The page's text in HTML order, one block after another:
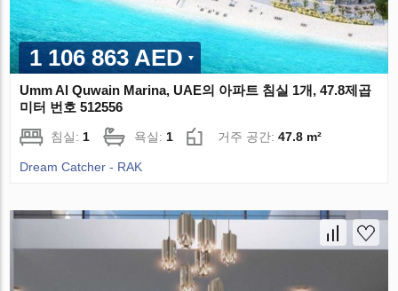
1 106 863 AED
Umm Al Quwain Marina, UAE의 아파트 침실 1개, 47.8제곱
미터 번호 512556
침실: 1 욕실: 1 거주 공간:47.8 m²
Dream Catcher - RAK